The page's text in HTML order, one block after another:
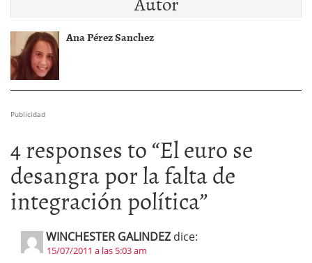
Ana Pérez Sanchez
Publicidad
4 responses to “El euro se
desangra por la falta de
integración política”
WINCHESTER GALINDEZ dice:
15/07/2011 a las 5:03 am